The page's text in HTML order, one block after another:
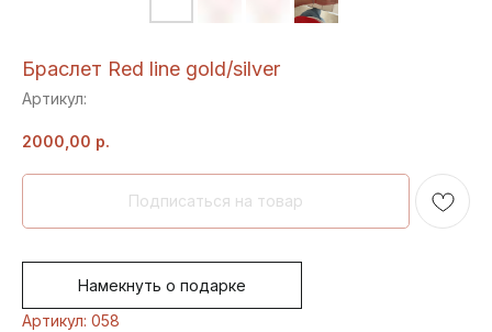
Браслет Red line gold/silver
Артикул:
2000,00 р.
Намекнуть о подарке
Артикул: 058